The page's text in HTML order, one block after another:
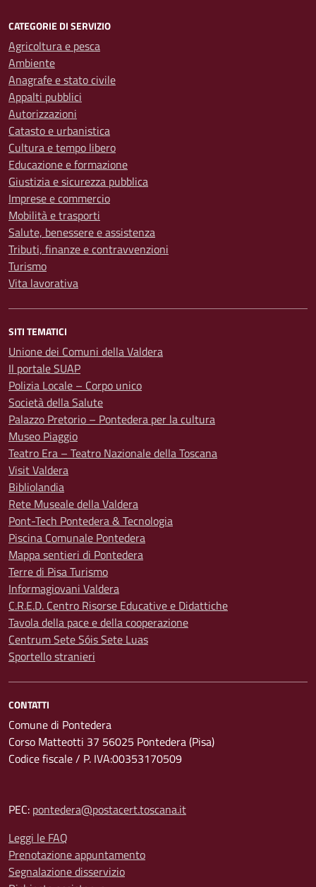
CATEGORIE DI SERVIZIO
Agricoltura e pesca
Ambiente
Anagrafe e stato civile
Appalti pubblici
Autorizzazioni
Catasto e urbanistica
Cultura e tempo libero
Educazione e formazione
Giustizia e sicurezza pubblica
Imprese e commercio
Mobilità e trasporti
Salute, benessere e assistenza
Tributi, finanze e contravvenzioni
Turismo
Vita lavorativa
SITI TEMATICI
Unione dei Comuni della Valdera
Il portale SUAP
Polizia Locale – Corpo unico
Società della Salute
Palazzo Pretorio – Pontedera per la cultura
Museo Piaggio
Teatro Era – Teatro Nazionale della Toscana
Visit Valdera
Bibliolandia
Rete Museale della Valdera
Pont-Tech Pontedera & Tecnologia
Piscina Comunale Pontedera
Mappa sentieri di Pontedera
Terre di Pisa Turismo
Informagiovani Valdera
C.R.E.D. Centro Risorse Educative e Didattiche
Tavola della pace e della cooperazione
Centrum Sete Sóis Sete Luas
Sportello stranieri
CONTATTI
Comune di Pontedera
Corso Matteotti 37 56025 Pontedera (Pisa)
Codice fiscale / P. IVA:00353170509
PEC: pontedera@postacert.toscana.it
Leggi le FAQ
Prenotazione appuntamento
Segnalazione disservizio